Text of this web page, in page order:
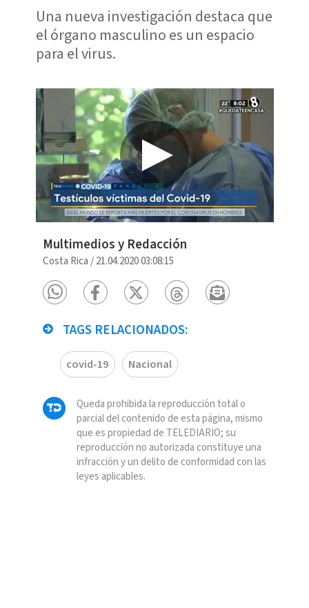
Una nueva investigación destaca que
el órgano masculino es un espacio
para el virus.
Multimedios y Redacción
Costa Rica /21.04.2020 03:08:15
TAGS RELACIONADOS:
covid-19 Nacional
Queda prohibida la reproducción total o
parcial del contenido de esta página, mismo
que es propiedad de TELEDIARIO; su
reproducción no autorizada constituye una
infracción y un delito de conformidad con las
leyes aplicables.